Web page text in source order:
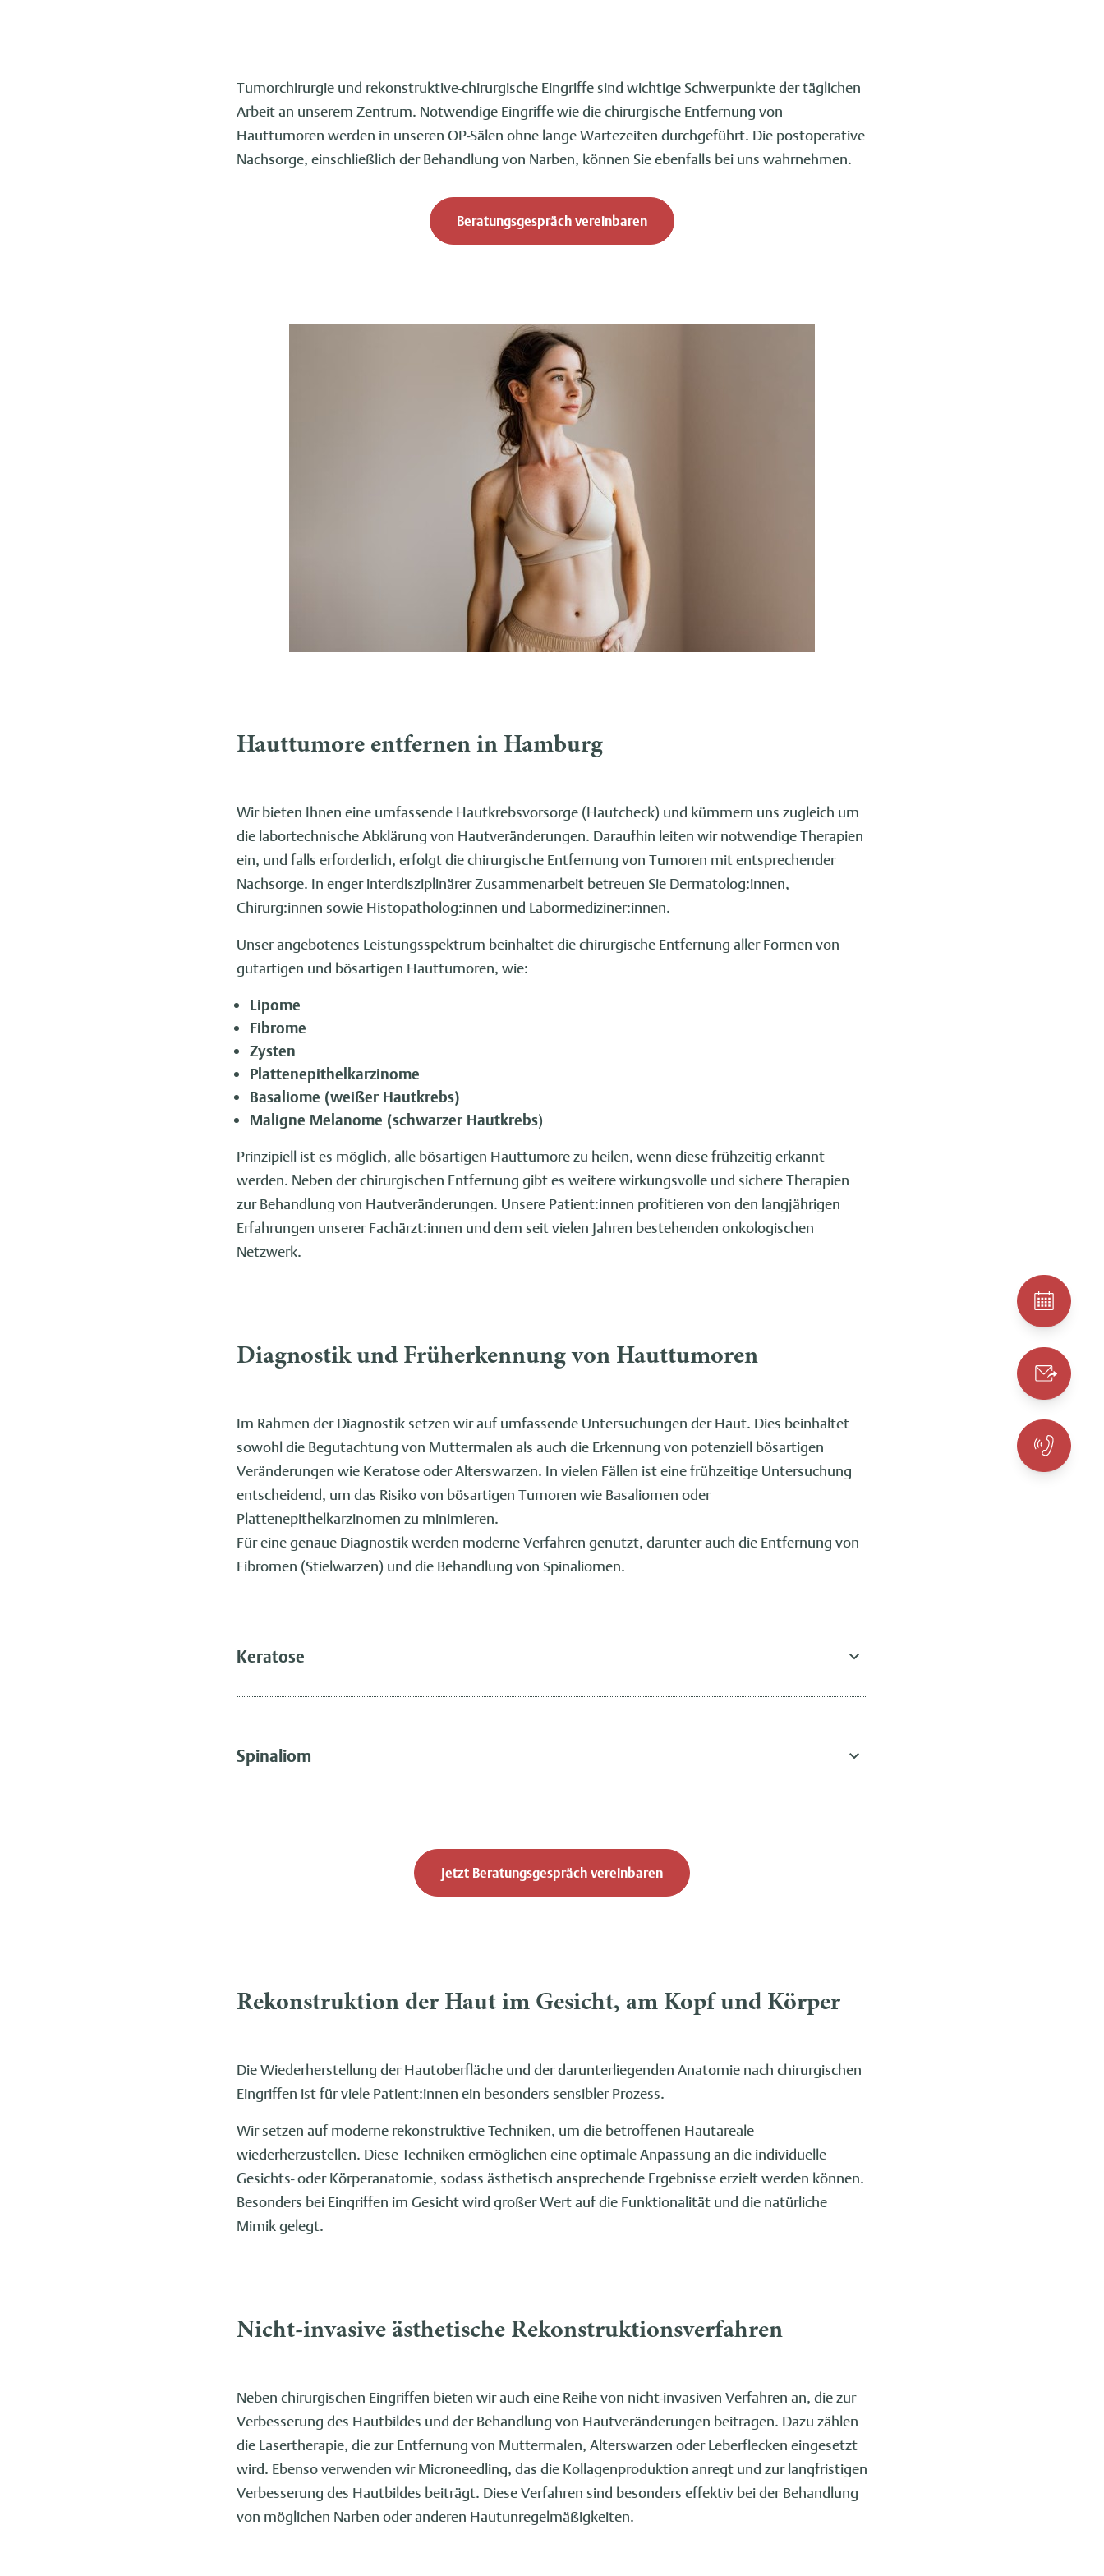
Tumorchirurgie und rekonstruktive-chirurgische Eingriffe sind wichtige Schwerpunkte der täglichen
Arbeit an unserem Zentrum. Notwendige Eingriffe wie die chirurgische Entfernung von
Hauttumoren werden in unseren OP-Sälen ohne lange Wartezeiten durchgeführt. Die postoperative
Nachsorge, einschließlich der Behandlung von Narben, können Sie ebenfalls bei uns wahrnehmen.
Beratungsgespräch vereinbaren
Hauttumore entfernen in Hamburg
Wir bieten Ihnen eine umfassende Hautkrebsvorsorge (Hautcheck) und kümmern uns zugleich um
die labortechnische Abklärung von Hautveränderungen. Daraufhin leiten wir notwendige Therapien
ein, und falls erforderlich, erfolgt die chirurgische Entfernung von Tumoren mit entsprechender
Nachsorge. In enger interdisziplinärer Zusammenarbeit betreuen Sie Dermatolog:innen,
Chirurg:innen sowie Histopatholog:innen und Labormediziner:innen.
Unser angebotenes Leistungsspektrum beinhaltet die chirurgische Entfernung aller Formen von
gutartigen und bösartigen Hauttumoren, wie:
Lipome
Fibrome
Zysten
Plattenepithelkarzinome
Basaliome (weißer Hautkrebs)
Maligne Melanome (schwarzer Hautkrebs)
Prinzipiell ist es möglich, alle bösartigen Hauttumore zu heilen, wenn diese frühzeitig erkannt
werden. Neben der chirurgischen Entfernung gibt es weitere wirkungsvolle und sichere Therapien
zur Behandlung von Hautveränderungen. Unsere Patient:innen profitieren von den langjährigen
Erfahrungen unserer Fachärzt:innen und dem seit vielen Jahren bestehenden onkologischen
Netzwerk.
Diagnostik und Früherkennung von Hauttumoren
Im Rahmen der Diagnostik setzen wir auf umfassende Untersuchungen der Haut. Dies beinhaltet
sowohl die Begutachtung von Muttermalen als auch die Erkennung von potenziell bösartigen
Veränderungen wie Keratose oder Alterswarzen. In vielen Fällen ist eine frühzeitige Untersuchung
entscheidend, um das Risiko von bösartigen Tumoren wie Basaliomen oder
Plattenepithelkarzinomen zu minimieren.
Für eine genaue Diagnostik werden moderne Verfahren genutzt, darunter auch die Entfernung von
Fibromen (Stielwarzen) und die Behandlung von Spinaliomen.
Keratose
Spinaliom
Jetzt Beratungsgespräch vereinbaren
Rekonstruktion der Haut im Gesicht, am Kopf und Körper
Die Wiederherstellung der Hautoberfläche und der darunterliegenden Anatomie nach chirurgischen
Eingriffen ist für viele Patient:innen ein besonders sensibler Prozess.
Wir setzen auf moderne rekonstruktive Techniken, um die betroffenen Hautareale
wiederherzustellen. Diese Techniken ermöglichen eine optimale Anpassung an die individuelle
Gesichts- oder Körperanatomie, sodass ästhetisch ansprechende Ergebnisse erzielt werden können.
Besonders bei Eingriffen im Gesicht wird großer Wert auf die Funktionalität und die natürliche
Mimik gelegt.
Nicht-invasive ästhetische Rekonstruktionsverfahren
Neben chirurgischen Eingriffen bieten wir auch eine Reihe von nicht-invasiven Verfahren an, die zur
Verbesserung des Hautbildes und der Behandlung von Hautveränderungen beitragen. Dazu zählen
die Lasertherapie, die zur Entfernung von Muttermalen, Alterswarzen oder Leberflecken eingesetzt
wird. Ebenso verwenden wir Microneedling, das die Kollagenproduktion anregt und zur langfristigen
Verbesserung des Hautbildes beiträgt. Diese Verfahren sind besonders effektiv bei der Behandlung
von möglichen Narben oder anderen Hautunregelmäßigkeiten.